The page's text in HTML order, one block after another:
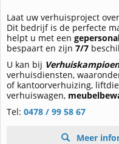
Laat uw verhuisproject
Dit bedrijf is de perfecte
helpt u met een
bespaart en zijn 7/7
U kan bij
verhuisdiensten,
of kantoorverhuizing,
verhuiswagen,
Tel: 0478 / 99 58 67
Meer